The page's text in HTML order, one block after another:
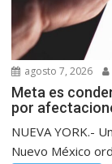
agosto 7, 2026
Meta es
por
NUEVA YORK.-
Nuevo México